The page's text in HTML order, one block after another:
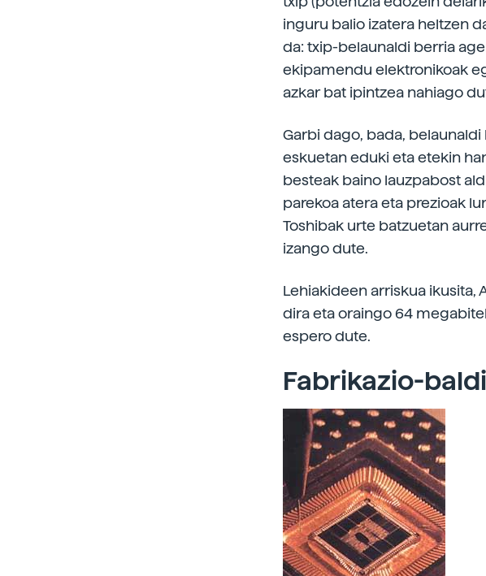
inguru balio izatera heltzen
da: txip-belaunaldi berria
ekipamendu elektronikoak
azkar bat ipintzea nahiago
Garbi dago, bada,
eskuetan eduki eta etekin
besteak baino lauzpabost
parekoa atera eta prezioak
Toshibak urte batzuetan
izango dute.
Lehiakideen arriskua ikusita,
dira eta oraingo 64
espero dute.
Fabrikazio-